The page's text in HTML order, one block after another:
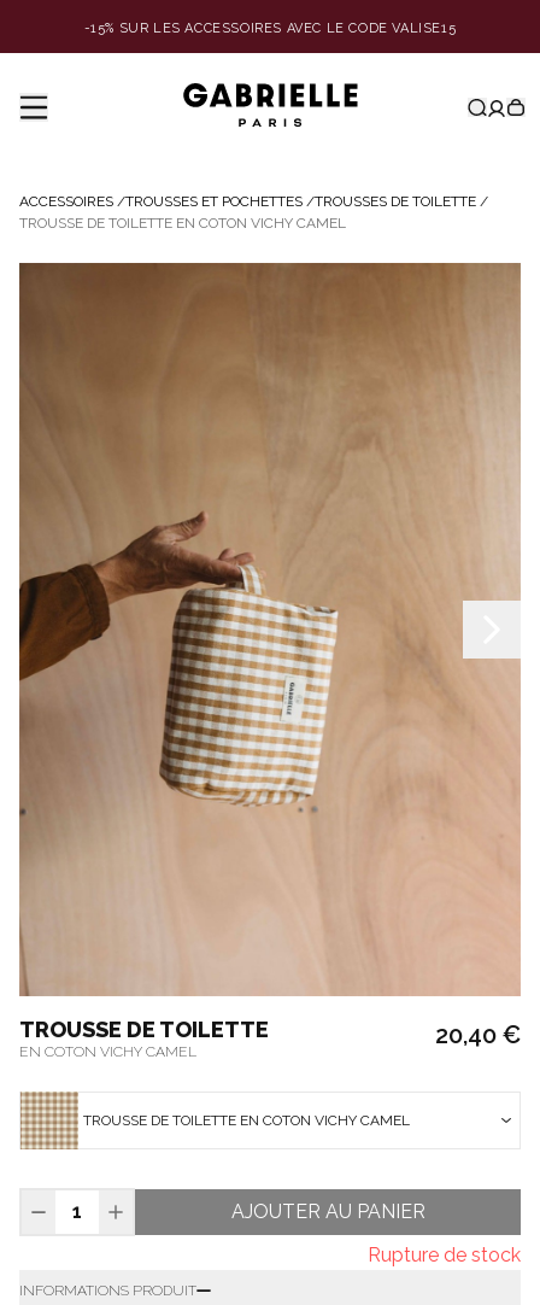
-15% SUR LES ACCESSOIRES AVEC LE CODE VALISE15
ACCESSOIRES /TROUSSES ET POCHETTES /TROUSSES DE TOILETTE /
TROUSSE DE TOILETTE EN COTON VICHY CAMEL
TROUSSE DE TOILETTE
EN COTON VICHY CAMEL
20,40 €
TROUSSE DE TOILETTE EN COTON VICHY CAMEL
AJOUTER AU PANIER
Rupture de stock
INFORMATIONS PRODUIT